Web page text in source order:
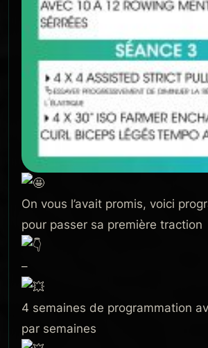
On vous l’avait promis, voici
pour passer sa première traction
–
4 semaines de programmation
par semaines